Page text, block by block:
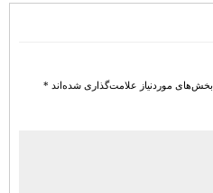
بخش‌های موردنیاز علامت‌گذاری شده‌اند *